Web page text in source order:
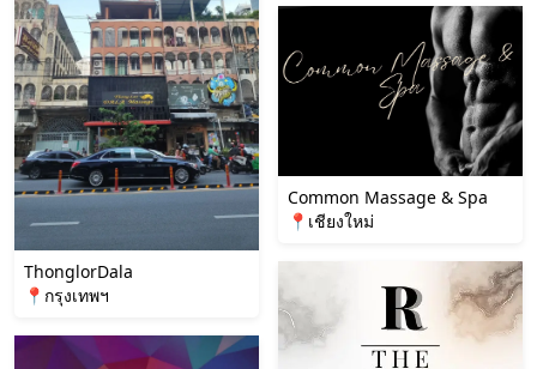
ThonglorDala
📍กรุงเทพฯ
Common Massage & Spa
📍เชียงใหม่